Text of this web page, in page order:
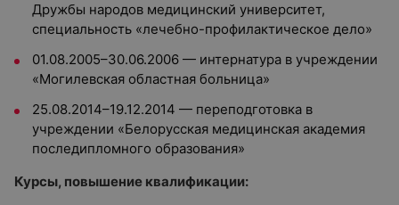
Дружбы народов медицинский университет,
специальность «лечебно-профилактическое дело»
01.08.2005–30.06.2006 — интернатура в учреждении
«Могилевская областная больница»
25.08.2014–19.12.2014 — переподготовка в
учреждении «Белорусская медицинская академия
последипломного образования»
Курсы, повышение квалификации: